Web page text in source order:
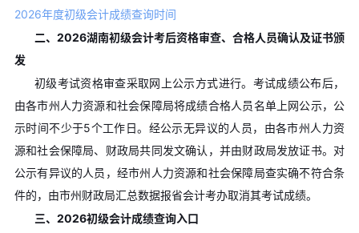
2026年度初级会计成绩查询时间
二、2026湖南初级会计考后资格审查、合格人员确认及证书颁
发
初级考试资格审查采取网上公示方式进行。考试成绩公布后，
由各市州人力资源和社会保障局将成绩合格人员名单上网公示，公
示时间不少于5个工作日。经公示无异议的人员，由各市州人力资
源和社会保障局、财政局共同发文确认，并由财政局发放证书。对
公示有异议的人员，经市州人力资源和社会保障局查实确不符合条
件的，由市州财政局汇总数据报省会计考办取消其考试成绩。
三、2026初级会计成绩查询入口